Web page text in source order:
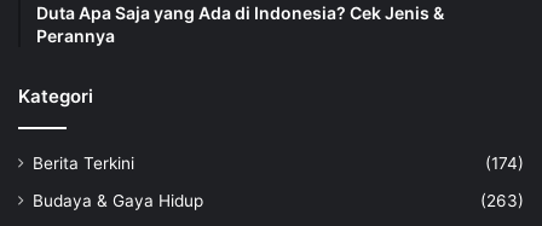
Duta Apa Saja yang Ada di Indonesia? Cek Jenis &
Perannya
Kategori
Berita Terkini
(174)
Budaya & Gaya Hidup
(263)